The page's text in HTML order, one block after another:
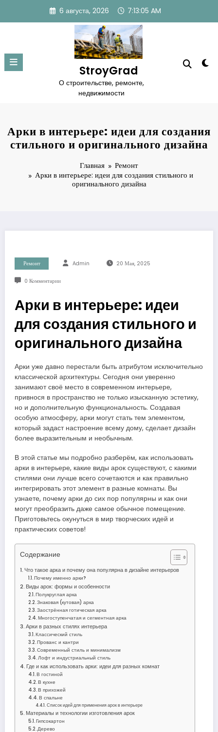
содержимому
6 августа, 2026 7:13:06 AM
StroyGrad
О строительстве, ремонте,
недвижимости
Арки в интерьере: идеи для создания
стильного и оригинального дизайна
Главная
Ремонт
Арки в интерьере: идеи для создания стильного и
оригинального дизайна
Ремонт Admin 20 Мая, 2025
0 Комментарии
Арки в интерьере: идеи
для создания стильного и
оригинального дизайна
Арки уже давно перестали быть атрибутом исключительно
классической архитектуры. Сегодня они уверенно
занимают своё место в современном интерьере,
привнося в пространство не только изысканную эстетику,
но и дополнительную функциональность. Создавая
особую атмосферу, арки могут стать тем элементом,
который задаст настроение всему дому, сделает дизайн
более выразительным и необычным.
В этой статье мы подробно разберём, как использовать
арки в интерьере, какие виды арок существуют, с какими
стилями они лучше всего сочетаются и как правильно
интегрировать этот элемент в разные комнаты. Вы
узнаете, почему арки до сих пор популярны и как они
могут преобразить даже самое обычное помещение.
Приготовьтесь окунуться в мир творческих идей и
практических советов!
Содержание
Что такое арка и почему она популярна в дизайне интерьеров
Почему именно арки?
Виды арок: формы и особенности
Полукруглая арка
Знаковая (кутовая) арка
Заострённая готическая арка
Многоступенчатая и сегментная арка
Арки в разных стилях интерьера
Классический стиль
Прованс и кантри
Современный стиль и минимализм
Лофт и индустриальный стиль
Где и как использовать арки: идеи для разных комнат
В гостиной
В кухне
В прихожей
В спальне
Список идей для применения арок в интерьере
Материалы и технологии изготовления арок
Гипсокартон
Дерево